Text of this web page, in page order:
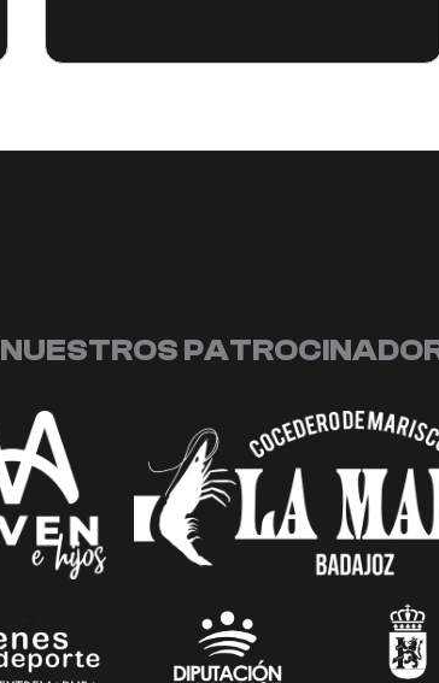
NUESTROS